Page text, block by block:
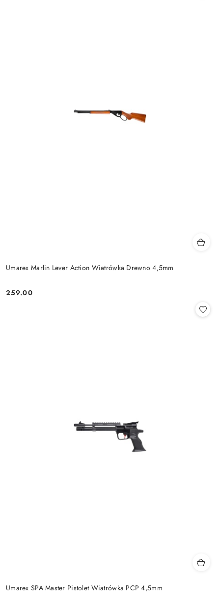
Umarex Marlin Lever Action Wiatrówka Drewno 4,5mm
Cena:
259.00
Umarex SPA Master Pistolet Wiatrówka PCP 4,5mm